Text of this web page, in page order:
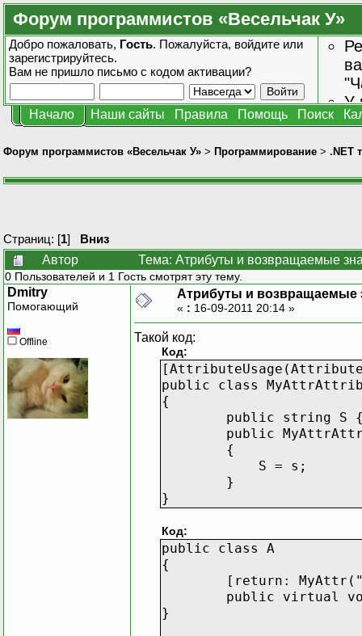
Форум программистов «Весельчак У»
Добро пожаловать, Гость. Пожалуйста, войдите или
зарегистрируйтесь.
Вам не пришло письмо с кодом активации?
У
Начало Наши сайты Правила Помощь Поиск
Форум программистов «Весельчак У» > Программирование > .NET
Страниц: [1] Вниз
Автор
Тема: Атрибуты и возвращаемые
0 Пользователей и 1 Гость смотрят эту тему.
Dmitry
Помогающий
Offline
Атрибуты и возвращаемые
« : 16-09-2011 20:14 »
Такой код:
Код:
public class
{
public string S {
public
{
S = s;
}
}
Код:
public class A
{
[return:
public virtual
}